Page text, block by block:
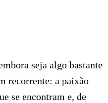
seja algo bastante
recorrente: a paixão
se encontram e, de